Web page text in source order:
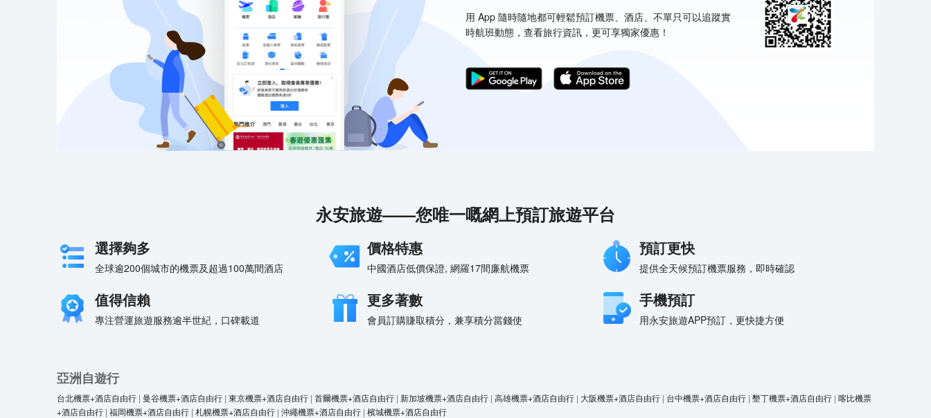
△有機會見到森林王
用 App 隨時隨地都可輕鬆預訂機票、酒店、不單只可以追蹤實
時航班動態，查看旅行資訊，更可享獨家優惠！
永安旅遊——您唯一嘅網上預訂旅遊平台
選擇夠多
全球逾200個城市的機票及超過100萬間酒店
價格特惠
中國酒店低價保證, 網羅17間廉航機票
預訂更快
提供全天候預訂機票服務，即時確認
值得信賴
專注營運旅遊服務逾半世紀，口碑載道
更多著數
會員訂購賺取積分，兼享積分當錢使
手機預訂
用永安旅遊APP預訂，更快捷方便
亞洲自遊行
台北機票+酒店自由行 | 曼谷機票+酒店自由行 | 東京機票+酒店自由行 | 首爾機票+酒店自由行 | 新加坡機票+酒店自由行 | 高雄機票+酒店自由行 | 大阪機票+酒店自由行 | 台中機票+酒店自由行 | 墾丁機票+酒店自由行 | 喀比機票
+酒店自由行 | 福岡機票+酒店自由行 | 札幌機票+酒店自由行 | 沖繩機票+酒店自由行 | 檳城機票+酒店自由行